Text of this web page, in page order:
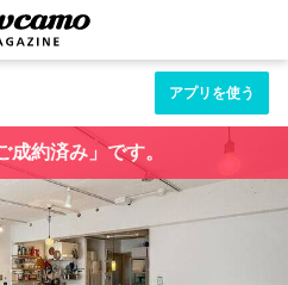
アプリを使う
成約済み」です。